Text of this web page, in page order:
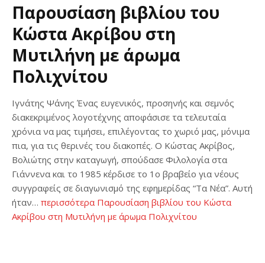
Παρουσίαση βιβλίου του
Κώστα Ακρίβου στη
Μυτιλήνη με άρωμα
Πολιχνίτου
Ιγνάτης Ψάνης Ένας ευγενικός, προσηνής και σεμνός
διακεκριμένος λογοτέχνης αποφάσισε τα τελευταία
χρόνια να μας τιμήσει, επιλέγοντας το χωριό μας, μόνιμα
πια, για τις θερινές του διακοπές. Ο Κώστας Ακρίβος,
Βολιώτης στην καταγωγή, σπούδασε Φιλολογία στα
Γιάννενα και το 1985 κέρδισε το 1ο βραβείο για νέους
συγγραφείς σε διαγωνισμό της εφημερίδας “Τα Νέα”. Αυτή
ήταν… περισσότερα Παρουσίαση βιβλίου του Κώστα
Ακρίβου στη Μυτιλήνη με άρωμα Πολιχνίτου